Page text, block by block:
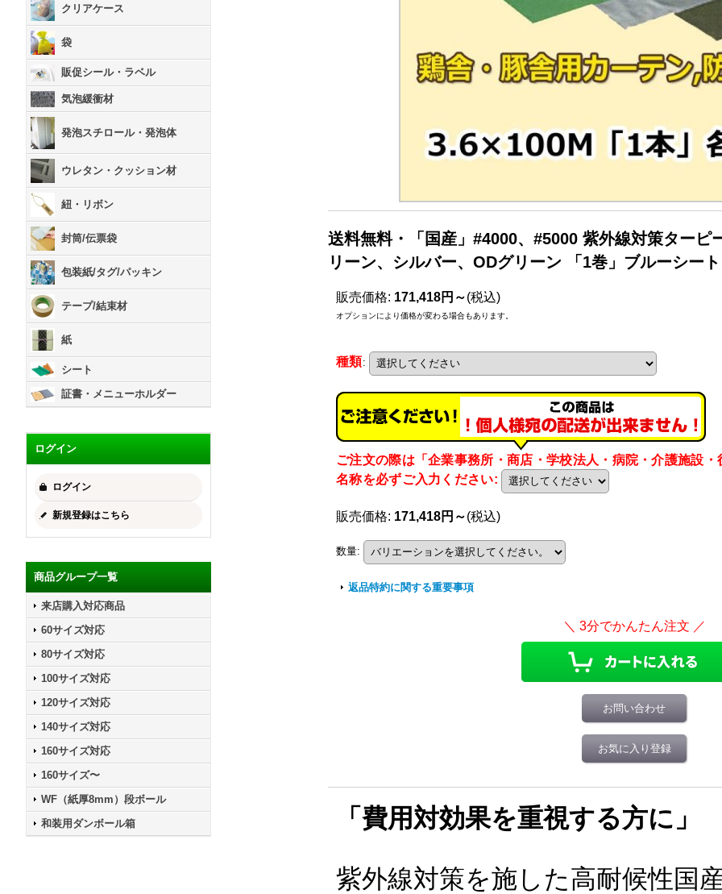
クリアケース
袋
販促シール・ラベル
気泡緩衝材
発泡スチロール・発泡体
ウレタン・クッション材
紐・リボン
封筒/伝票袋
包装紙/タグ/パッキン
テープ/結束材
紙
シート
証書・メニューホルダー
ログイン
ログイン
新規登録はこちら
商品グループ一覧
来店購入対応商品
60サイズ対応
80サイズ対応
100サイズ対応
120サイズ対応
140サイズ対応
160サイズ対応
160サイズ〜
WF（紙厚8mm）段ボール
和装用ダンボール箱
送料無料・「国産」#4000、#5000 紫外線対策ターピ
リーン、シルバー、ODグリーン 「1巻」ブルーシート
販売価格: 171,418円～(税込)
オプションにより価格が変わる場合もあります。
種類:
ご注文の際は「企業事務所・商店・学校法人・病院・介護施設
名称を必ずご入力ください:
販売価格: 171,418円～(税込)
数量:
返品特約に関する重要事項
お問い合わせ
お気に入り登録
「費用対効果を重視する方に」
紫外線対策を施した高耐候性国